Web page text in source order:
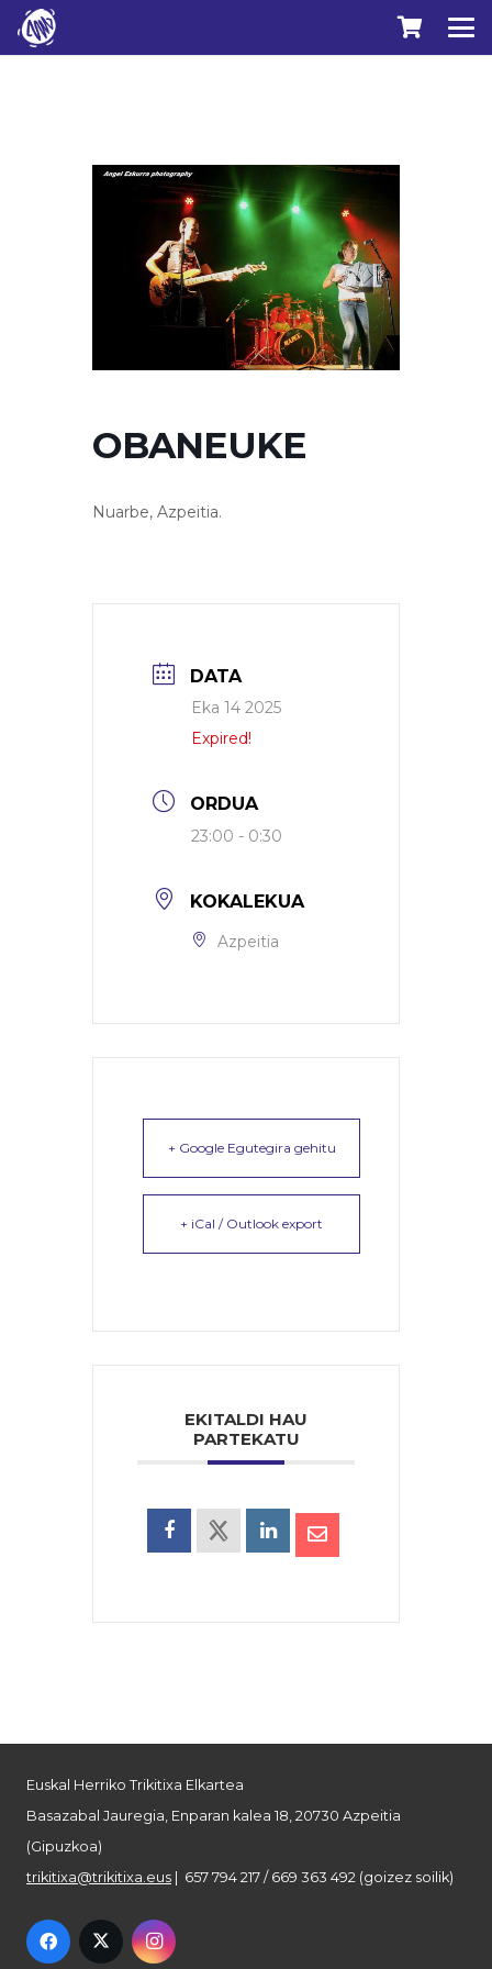
OBANEUKE
Nuarbe, Azpeitia.
DATA
Eka 14 2025
Expired!
ORDUA
23:00 - 0:30
KOKALEKUA
Azpeitia
+ Google Egutegira gehitu
+ iCal / Outlook export
EKITALDI HAU
PARTEKATU
Euskal Herriko Trikitixa Elkartea
Basazabal Jauregia, Enparan kalea 18, 20730 Azpeitia
(Gipuzkoa)
trikitixa@trikitixa.eus | 657 794 217 / 669 363 492 (goizez soilik)